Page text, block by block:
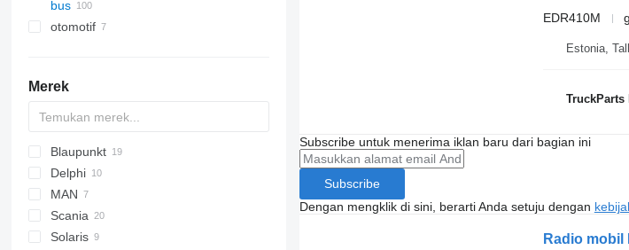
bus
otomotif
Merek
Blaupunkt
Delphi
Crossway
Daily
Magelys
MAN
Lion's series
Citaro
Sprinter
Cityliner
Jetliner
Scania
Solaris
EDR410M
Estonia,
TruckParts
Subscribe untuk menerima iklan baru dari bagian ini
Subscribe
Dengan mengklik di sini, berarti Anda setuju dengan
Radio mobil